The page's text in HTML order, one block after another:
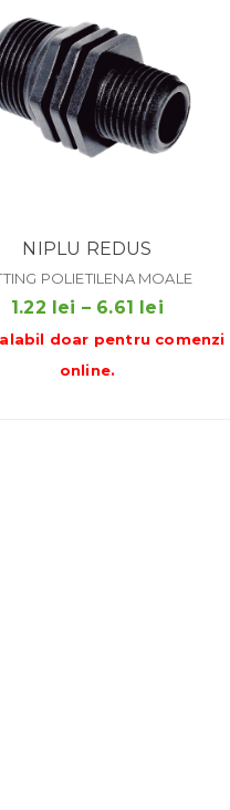
NIPLU REDUS
POLIETILENA MOALE
1.22 lei – 6.61 leiInterval
de
doar pentru comenzi
online.